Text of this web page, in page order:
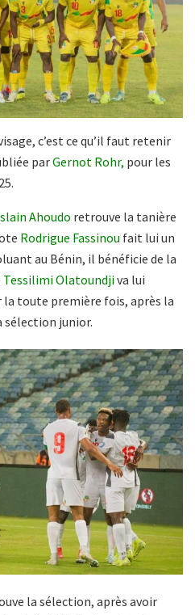
c’est ce qu’il faut retenir
parGernot Rohr, pour les
Ahoudo retrouve la tanière
Rodrigue Fassinou fait lui un
au Bénin, il bénéficie de la
Tessilimi Olatoundjiva lui
toute première fois, après la
sélection junior.
la sélection, après avoir